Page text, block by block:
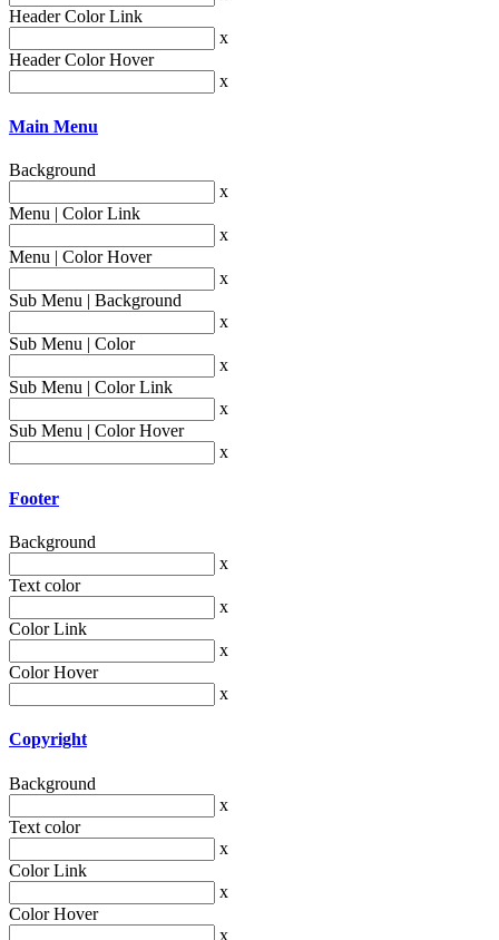
Header Color Link
x
Header Color Hover
x
Main Menu
Background
x
Menu | Color Link
x
Menu | Color Hover
x
Sub Menu | Background
x
Sub Menu | Color
x
Sub Menu | Color Link
x
Sub Menu | Color Hover
x
Footer
Background
x
Text color
x
Color Link
x
Color Hover
x
Copyright
Background
x
Text color
x
Color Link
x
Color Hover
x